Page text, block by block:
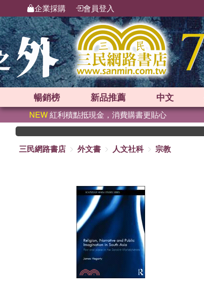
企業採購 會員登入
暢銷榜 新品推薦 中文
NEW紅利積點抵現金，消費購書更貼心
三民網路書店
外文書 人文社科 宗教